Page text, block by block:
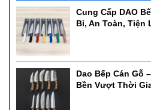
1. Nồi hâm soup inox 121811
- Nồi hâm soup inox 121811
- Kích thước: 350*350*380mm
- Dung tích: 10L
- Công suất: 400W
- Điện áp: 220V-50HZ
Cung Cấp DAO
Bỉ, An Toàn, Tiện
Dao Bếp Cán Gỗ
Bền Vượt Thời